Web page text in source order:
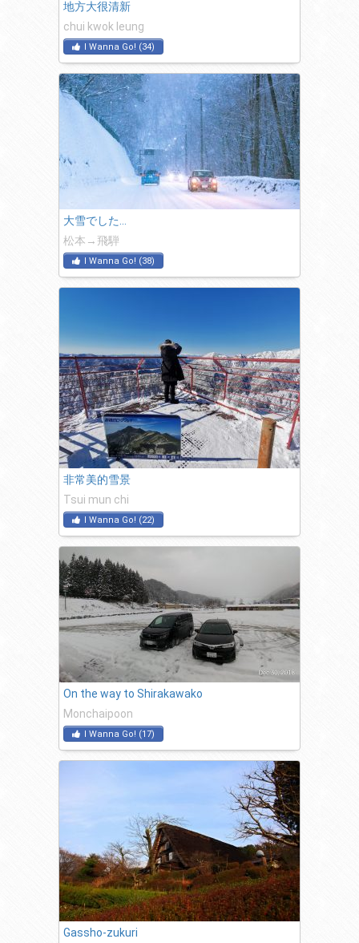
地方大很清新
chui kwok leung
I Wanna Go! (34)
大雪でした…
松本→飛騨
I Wanna Go! (38)
非常美的雪景
Tsui mun chi
I Wanna Go! (22)
On the way to Shirakawako
Monchaipoon
I Wanna Go! (17)
Gassho-zukuri